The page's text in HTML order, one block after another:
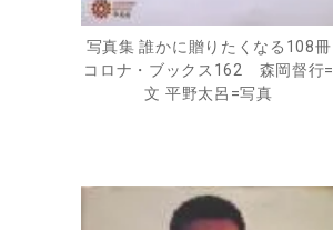
写真集 誰かに贈りたくなる108冊
コロナ・ブックス162 森岡督行=
文 平野太呂=写真